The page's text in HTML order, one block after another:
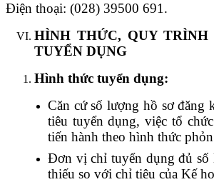
Điện thoại: (028) 39500 691.
HÌNH THỨC, QUY
TUYỂN DỤNG
Hình thức tuyển dụng:
Căn cứ số lượng hồ sơ đăng
tiêu tuyển dụng, việc tổ
tiến hành theo hình thức
Đơn vị chỉ tuyển dụng đủ
thiếu so với chỉ tiêu của Kế